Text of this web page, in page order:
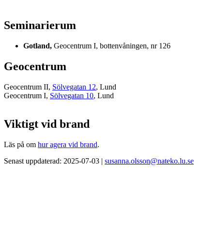
Seminarierum
Gotland, Geocentrum I, bottenvåningen, nr 126
Geocentrum
Geocentrum II, Sölvegatan 12, Lund
Geocentrum I, Sölvegatan 10, Lund
Viktigt vid brand
Läs på om hur agera vid brand.
Senast uppdaterad: 2025-07-03 | susanna.olsson@nateko.lu.se